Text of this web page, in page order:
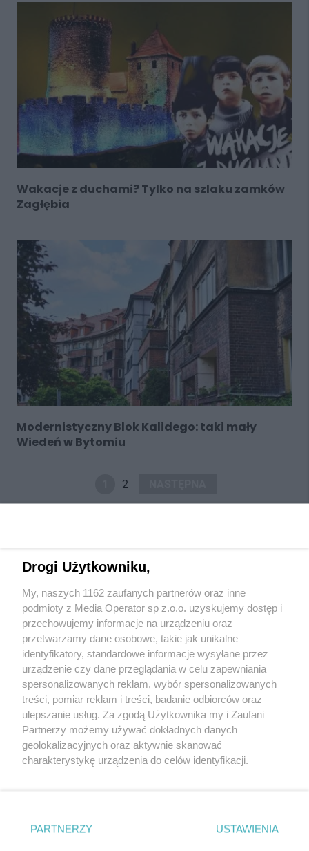
Wakacje z duchami? Tylko na szlaku zamków
Zagłębia
Modernistyczny Blok Kalidego: taki mały
Wiedeń w Bytomiu
2
Wydawca mediówlokalnych
Nie zapomnij
zapoznać się z:
polityką prywatności regulamin korzystania z portali
Twojemiasto
Piekary Śląskie
Chorzów
Tarnowskie Góry
Gliwice
Skontakuj sięz nami
Kontakt
Wydawca
Redakcja
Drogi Użytkowniku,
My, naszych 1162 zaufanych partnerów oraz inne
podmioty z Media Operator sp z.o.o. uzyskujemy dostęp i
przechowujemy informacje na urządzeniu oraz
przetwarzamy dane osobowe, takie jak unikalne
identyfikatory, standardowe informacje wysyłane przez
urządzenie czy dane przeglądania w celu zapewniania
spersonalizowanych reklam, wybór spersonalizowanych
treści, pomiar reklam i treści, badanie odbiorców oraz
ulepszanie usług. Za zgodą Użytkownika my i Zaufani
Partnerzy możemy używać dokładnych danych
geolokalizacyjnych oraz aktywnie skanować
charakterystykę urządzenia do celów identyfikacji.
zmienić/wycofać klikając przycisk ustawień prywatności
znajdujący się w lewym dolnym rogu strony
PARTNERZY USTAWIENIA